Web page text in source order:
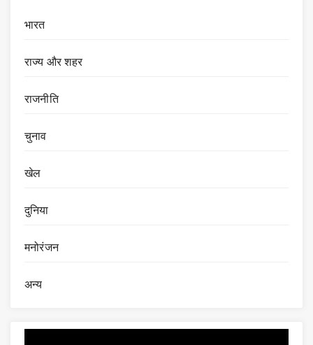
भारत
राज्य और शहर
राजनीति
चुनाव
खेल
दुनिया
मनोरंजन
अन्य